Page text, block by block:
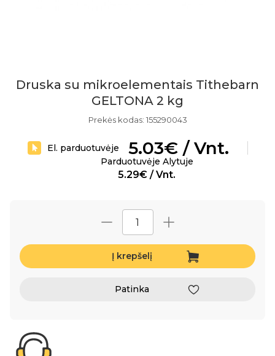
Druska su mikroelementais Tithebarn
GELTONA 2 kg
Prekės kodas: 155290043
El. parduotuvėje 5.03€ / Vnt.
Parduotuvėje Alytuje
5.29€ / Vnt.
Į krepšelį
Patinka